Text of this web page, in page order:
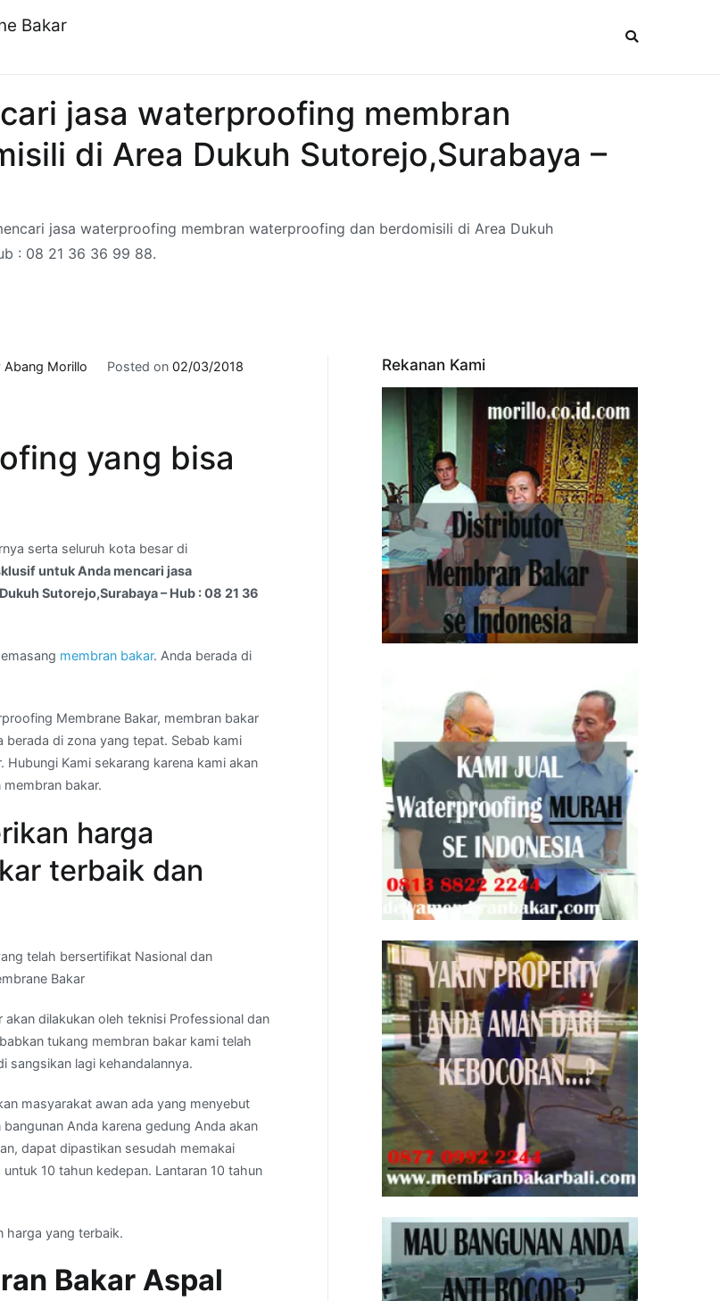
Bakar
jasa waterproofing membran
di Area Dukuh Sutorejo,Surabaya –
jasa waterproofing membran waterproofing dan berdomisili di Area Dukuh
: 08 21 36 36 99 88.
Abang Morillo Posted on 02/03/2018
yang bisa
serta seluruh kota besar di
untuk Anda mencari jasa
Sutorejo,Surabaya – Hub : 08 21 36
membran bakar. Anda berada di
Membrane Bakar, membran bakar
di zona yang tepat. Sebab kami
Kami sekarang karena kami akan
bakar.
harga
terbaik dan
telah bersertifikat Nasional dan
Bakar
dilakukan oleh teknisi Professional dan
tukang membran bakar kami telah
sangsikan lagi kehandalannya.
masyarakat awan ada yang menyebut
Anda karena gedung Anda akan
dapat dipastikan sesudah memakai
10 tahun kedepan. Lantaran 10 tahun
harga yang terbaik.
Bakar Aspal
Rekanan Kami